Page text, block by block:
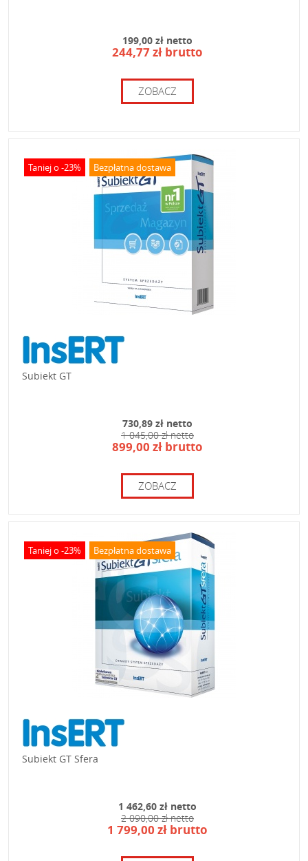
199,00 zł netto
244,77 zł brutto
ZOBACZ
Taniej o -23% Bezpłatna dostawa
Subiekt GT
730,89 zł netto
1 045,00 zł netto
899,00 zł brutto
ZOBACZ
Taniej o -23% Bezpłatna dostawa
Subiekt GT Sfera
1 462,60 zł netto
2 090,00 zł netto
1 799,00 zł brutto